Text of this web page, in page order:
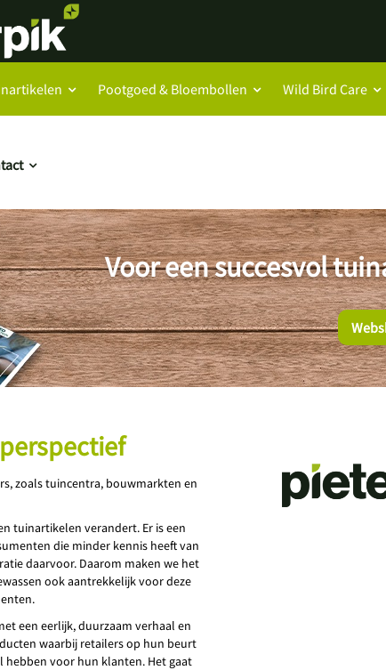
Pootgoed & Bloembollen Wild Bird Care
Voor een succesvol
zoals tuincentra, bouwmarkten en
tuinartikelen verandert. Er is een
die minder kennis heeft van
daarvoor. Daarom maken we het
ook aantrekkelijk voor deze
een eerlijk, duurzaam verhaal en
waarbij retailers op hun beurt
hebben voor hun klanten. Het gaat